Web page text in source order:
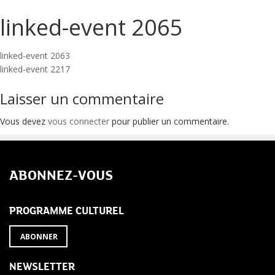
linked-event 2065
Navigation
l’article
linked-event 2063
linked-event 2217
Laisser un commentaire
Vous devez vous connecter pour publier un commentaire.
ABONNEZ-VOUS
PROGRAMME CULTUREL
ABONNER
NEWSLETTER